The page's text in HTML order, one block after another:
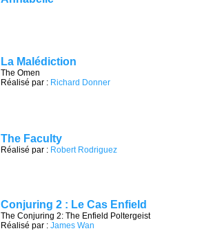
La Malédiction
The Omen
Réalisé par : Richard Donner
The Faculty
Réalisé par : Robert Rodriguez
Conjuring 2 : Le Cas Enfield
The Conjuring 2: The Enfield Poltergeist
Réalisé par : James Wan